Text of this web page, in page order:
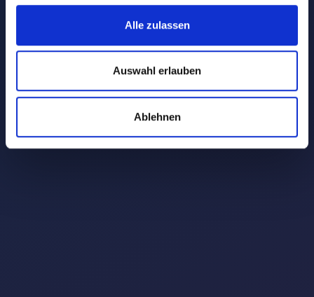
Alle zulassen
Auswahl erlauben
Ablehnen